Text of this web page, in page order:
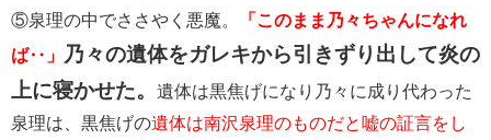
⑤泉理の中でささやく悪魔。
「このまま乃々ちゃんになれ
ば‥」 乃々の遺体をガレキから引きずり出して炎の
上に寝かせた。
遺体は黒焦げになり乃々に成り代わった
泉理は、黒焦げの遺体は南沢泉理のものだと嘘の証言をし